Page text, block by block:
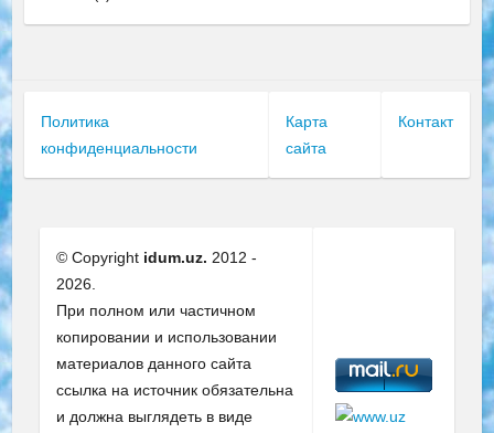
Политика
конфиденциальности
Карта
сайта
Контакт
© Copyright idum.uz. 2012 -
2026.
При полном или частичном
копировании и использовании
материалов данного сайта
ссылка на источник обязательна
и должна выглядеть в виде